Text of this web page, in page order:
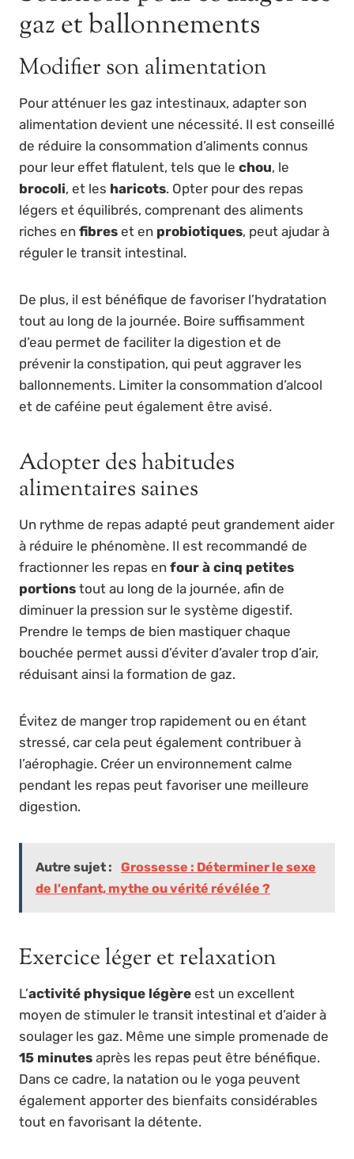
gaz et ballonnements
Modifier son alimentation
Pour atténuer les gaz intestinaux, adapter son
alimentation devient une nécessité. Il est conseillé
de réduire la consommation d’aliments connus
pour leur effet flatulent, tels que le chou, le
brocoli, et les haricots. Opter pour des repas
légers et équilibrés, comprenant des aliments
riches en fibres et en probiotiques, peut ajudar à
réguler le transit intestinal.
De plus, il est bénéfique de favoriser l’hydratation
tout au long de la journée. Boire suffisamment
d’eau permet de faciliter la digestion et de
prévenir la constipation, qui peut aggraver les
ballonnements. Limiter la consommation d’alcool
et de caféine peut également être avisé.
Adopter des habitudes
alimentaires saines
Un rythme de repas adapté peut grandement aider
à réduire le phénomène. Il est recommandé de
fractionner les repas en four à cinq petites
portions tout au long de la journée, afin de
diminuer la pression sur le système digestif.
Prendre le temps de bien mastiquer chaque
bouchée permet aussi d’éviter d’avaler trop d’air,
réduisant ainsi la formation de gaz.
Évitez de manger trop rapidement ou en étant
stressé, car cela peut également contribuer à
l’aérophagie. Créer un environnement calme
pendant les repas peut favoriser une meilleure
digestion.
Autre sujet :
Grossesse : Déterminer le sexe
de l'enfant, mythe ou vérité révélée ?
Exercice léger et relaxation
L’activité physique légère est un excellent
moyen de stimuler le transit intestinal et d’aider à
soulager les gaz. Même une simple promenade de
15 minutes après les repas peut être bénéfique.
Dans ce cadre, la natation ou le yoga peuvent
également apporter des bienfaits considérables
tout en favorisant la détente.